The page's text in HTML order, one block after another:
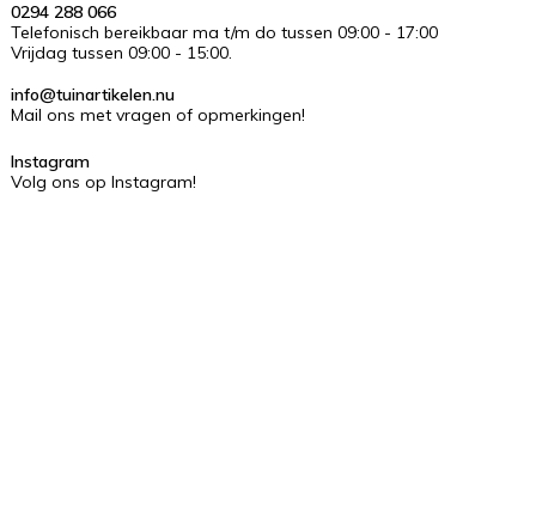
0294 288 066
Telefonisch bereikbaar ma t/m do tussen 09:00 - 17:00
Vrijdag tussen 09:00 - 15:00.
info@tuinartikelen.nu
Mail ons met vragen of opmerkingen!
Instagram
Volg ons op Instagram!